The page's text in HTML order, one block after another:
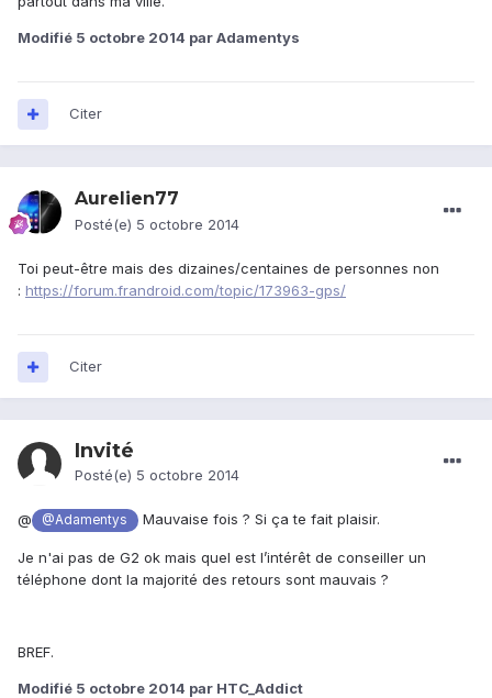
Modifié 5 octobre 2014 par Adamentys
Citer
Aurelien77
Posté(e) 5 octobre 2014
Toi peut-être mais des dizaines/centaines de personnes non
: https://forum.frandroid.com/topic/173963-gps/
Citer
Invité
Posté(e) 5 octobre 2014
@ @Adamentys Mauvaise fois ? Si ça te fait plaisir.
Je n'ai pas de G2 ok mais quel est l’intérêt de conseiller un
téléphone dont la majorité des retours sont mauvais ?
BREF.
Modifié 5 octobre 2014 par HTC_Addict